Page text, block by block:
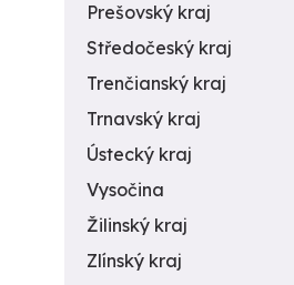
Prešovský kraj
Středočeský kraj
Trenčianský kraj
Trnavský kraj
Ústecký kraj
Vysočina
Žilinský kraj
Zlínský kraj